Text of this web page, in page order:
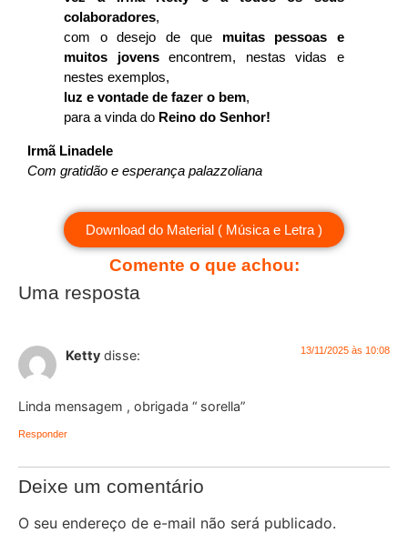
colaboradores,
com o desejo de que muitas pessoas e
muitos jovensencontrem, nestas vidas e
nestes exemplos,
luz e vontade de fazer o bem,
para a vinda do Reino do Senhor!
Irmã Linadele
Com gratidão e esperança palazzoliana
Download do Material ( Música e Letra )
Comente o que achou:
Uma resposta
Ketty disse: 13/11/2025 às 10:08
Linda mensagem , obrigada “ sorella”
Responder
Deixe um comentário
O seu endereço de e-mail não será publicado.